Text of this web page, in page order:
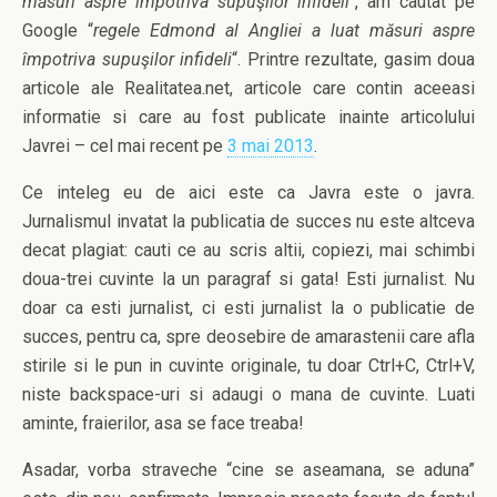
Google “regele Edmond al Angliei a luat măsuri aspre
împotriva supuşilor infideli“. Printre rezultate, gasim doua
articole ale Realitatea.net, articole care contin aceeasi
informatie si care au fost publicate inainte articolului
Javrei – cel mai recent pe 3 mai 2013.
Ce inteleg eu de aici este ca Javra este o javra.
Jurnalismul invatat la publicatia de succes nu este altceva
decat plagiat: cauti ce au scris altii, copiezi, mai schimbi
doua-trei cuvinte la un paragraf si gata! Esti jurnalist. Nu
doar ca esti jurnalist, ci esti jurnalist la o publicatie de
succes, pentru ca, spre deosebire de amarastenii care afla
stirile si le pun in cuvinte originale, tu doar Ctrl+C, Ctrl+V,
niste backspace-uri si adaugi o mana de cuvinte. Luati
aminte, fraierilor, asa se face treaba!
Asadar, vorba straveche “cine se aseamana, se aduna”